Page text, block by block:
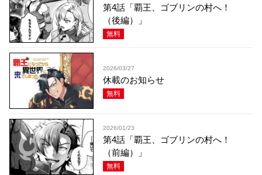
第4話「覇王、ゴブリンの村へ！
（後編）」
無料
2026/03/27
休載のお知らせ
無料
2026/01/23
第4話「覇王、ゴブリンの村へ！
（前編）」
無料